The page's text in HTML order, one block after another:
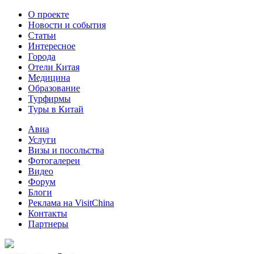
О проекте
Новости и события
Статьи
Интересное
Города
Отели Китая
Медицина
Образование
Турфирмы
Туры в Китай
Авиа
Услуги
Визы и посольства
Фотогалереи
Видео
Форум
Блоги
Реклама на VisitChina
Контакты
Партнеры